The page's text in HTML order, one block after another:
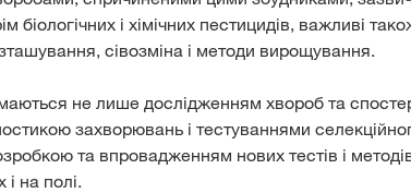
біологічних і хімічних пестицидів, важливі
сівозміна і методи вирощування.
не лише дослідженням хвороб та
захворювань і тестуваннями
та впровадженням нових тестів і
на полі.